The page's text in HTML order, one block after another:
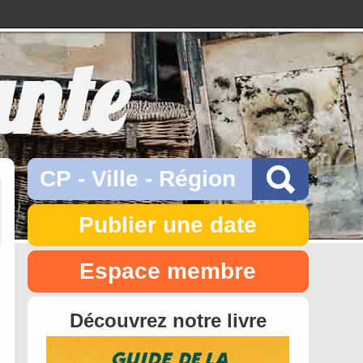
Publier une date
Espace membre
Découvrez notre livre